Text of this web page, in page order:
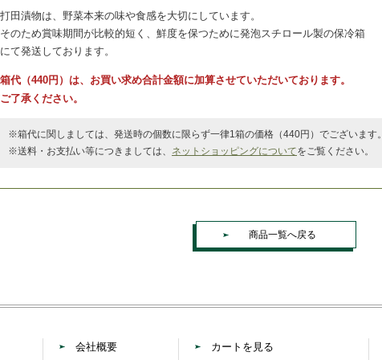
打田漬物は、野菜本来の味や食感を大切にしています。
そのため賞味期間が比較的短く、鮮度を保つために発泡スチロール製の保冷箱
にて発送しております。
箱代（440円）は、お買い求め合計金額に加算させていただいております。
ご了承ください。
※箱代に関しましては、発送時の個数に限らず一律1箱の価格（440円）でございます。
※送料・お支払い等につきましては、 ネットショッピングについてをご覧ください。
商品一覧へ戻る
会社概要 カートを見る